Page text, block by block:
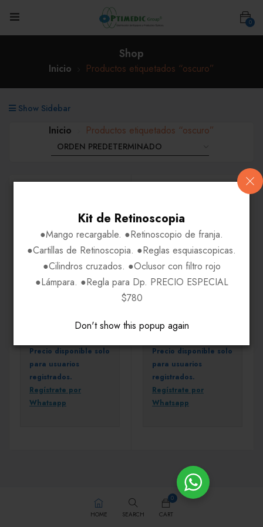
Kit de Retinoscopia
●Mango recargable. ●Retinoscopio de franja.
●Cartillas de Retinoscopia. ●Reglas esquiascopicas.
●Cilindros cruzados. ●Oclusor con filtro rojo
●Lámpara. ●Regla para Dp. PRECIO ESPECIAL
$780
Don't show this popup again
0
Shop
Inicio Productos etiquetados “oscuro”
Show Sidebar
Inicio Productos etiquetados “oscuro”
Precio disponible solo
para usuarios
registrados.
Regístrate por
Whatsapp
Precio disponible solo
para usuarios
registrados.
Regístrate por
Whatsapp
HOME SEARCH
0
CART